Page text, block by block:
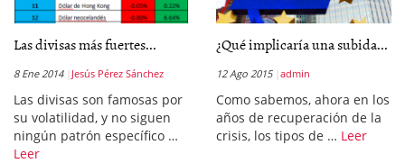
Las divisas más fuertes...
8 Ene 2014 Jesús Pérez Sánchez
Las divisas son famosas por
su volatilidad, y no siguen
ningún patrón específico …
Leer
¿Qué implicaría una subida...
12 Ago 2015 admin
Como sabemos, ahora en los
años de recuperación de la
crisis, los tipos de … Leer